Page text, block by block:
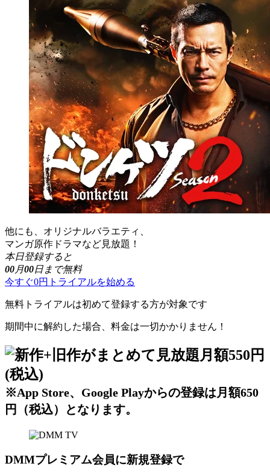
他にも、オリジナルバラエティ、
マンガ原作ドラマなど見放題！
本日登録すると
00月00日まで無料
今すぐ0円トライアルを始める
無料トライアルは初めて登録する方が対象です
期間中に解約した場合、料金は一切かかりません！
※App Store、Google Playからの登録は月額650
円（税込）となります。
DMMプレミアム会員に新規登録で